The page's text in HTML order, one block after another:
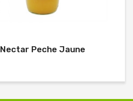
Nectar Peche Jaune